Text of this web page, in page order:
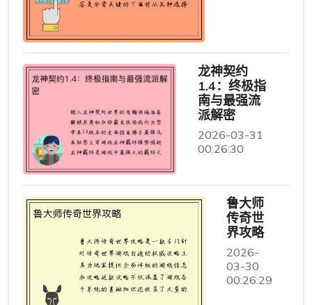
龙神契约
1.4：终极指
南与最强流
派解密
2026-03-31
00:26:30
鲁大师
传奇世
界攻略
2026-
03-30
00:26:29